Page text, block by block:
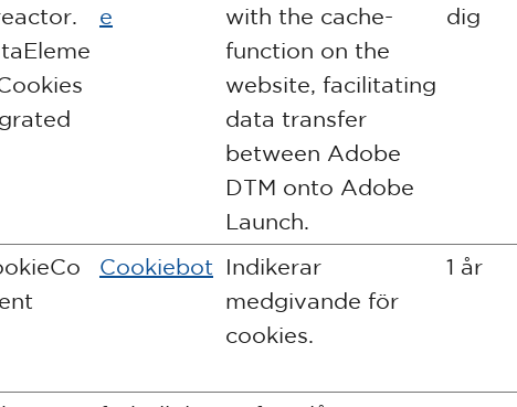
e
with the cache-
function on the
website, facilitating
data transfer
between Adobe
DTM onto Adobe
Launch.
dig
Cookiebot
Indikerar
medgivande för
cookies.
1 år